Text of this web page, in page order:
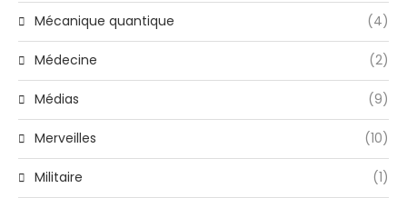
Mécanique quantique (4)
Médecine (2)
Médias (9)
Merveilles (10)
Militaire (1)